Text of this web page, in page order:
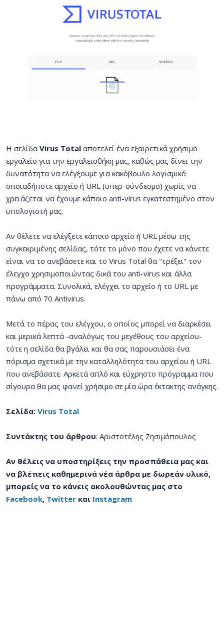
Η σελίδαVirus Total αποτελεί ένα εξαιρετικά χρήσιμο
εργαλείο για την εργαλειοθήκη μας, καθώς μας δίνει την
δυνατότητα να ελέγξουμε για κακόβουλο λογισμικό
οποιαδήποτε αρχείο ή URL (υπερ-σύνδεσμο) χωρίς να
χρειάζεται να έχουμε κάποιο anti-virus εγκατεστημένο στον
υπολογιστή μας.
Αν θέλετε να ελέγξετε κάποιο αρχείο ή URL μέσω της
συγκεκριμένης σελίδας, τότε το μόνο που έχετε να κάνετε
είναι να το ανεβάσετε και το Virus Total θα "τρέξει" τον
έλεγχο χρησιμοποιώντας δικά του anti-virus και άλλα
προγράμματα. Συνολικά, ελέγχει το αρχείο ή το URL με
πάνω από 70 Antivirus.
Μετά το πέρας του ελέγχου, ο οποίος μπορεί να διαρκέσει
και μερικά λεπτά -αναλόγως του μεγέθους του αρχείου-
τότε η σελίδα θα βγάλει και θα σας παρουσιάσει ένα
πόρισμα σχετικά με την καταλληλότητα του αρχείου ή URL
που ανεβάσατε. Αρκετά απλό και εύχρηστο πρόγραμμα που
σίγουρα θα μας φανεί χρήσιμο σε μία ώρα έκτακτης ανάγκης.
Σελίδα: Virus Total
Συντάκτης του άρθρου: Αριστοτέλης Ζησιμόπουλος
Αν θέλεις να υποστηρίξεις την προσπάθεια μας και
να βλέπεις καθημερινά νέα άρθρα με δωρεάν υλικό,
μπορείς να το κάνεις ακολουθώντας μας στο
Facebook, Twitter και Instagram